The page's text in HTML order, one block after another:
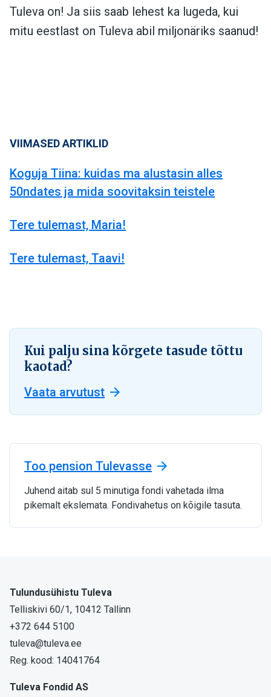
Tuleva on! Ja siis saab lehest ka lugeda, kui
mitu eestlast on Tuleva abil miljonäriks saanud!
VIIMASED ARTIKLID
Koguja Tiina: kuidas ma alustasin alles
50ndates ja mida soovitaksin teistele
Tere tulemast, Maria!
Tere tulemast, Taavi!
Kui palju sina kõrgete tasude tõttu
kaotad?
Vaata arvutust
Too pension Tulevasse
Juhend aitab sul 5 minutiga fondi vahetada ilma
pikemalt ekslemata. Fondivahetus on kõigile tasuta.
Tulundusühistu Tuleva
Telliskivi 60/1, 10412 Tallinn
+372 644 5100
tuleva@tuleva.ee
Reg. kood: 14041764
Tuleva Fondid AS